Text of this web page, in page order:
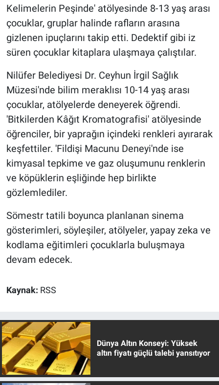
Kelimelerin Peşinde' atölyesinde 8-13 yaş arası
çocuklar, gruplar halinde rafların arasına
gizlenen ipuçlarını takip etti. Dedektif gibi iz
süren çocuklar kitaplara ulaşmaya çalıştılar.
Nilüfer Belediyesi Dr. Ceyhun İrgil Sağlık
Müzesi'nde bilim meraklısı 10-14 yaş arası
çocuklar, atölyelerde deneyerek öğrendi.
'Bitkilerden Kâğıt Kromatografisi' atölyesinde
öğrenciler, bir yaprağın içindeki renkleri ayırarak
keşfettiler. 'Fildişi Macunu Deneyi'nde ise
kimyasal tepkime ve gaz oluşumunu renklerin
ve köpüklerin eşliğinde hep birlikte
gözlemlediler.
Sömestr tatili boyunca planlanan sinema
gösterimleri, söyleşiler, atölyeler, yapay zeka ve
kodlama eğitimleri çocuklarla buluşmaya
devam edecek.
Kaynak: RSS
Dünya Altın Konseyi: Yüksek
altın fiyatı güçlü talebi yansıtıyor